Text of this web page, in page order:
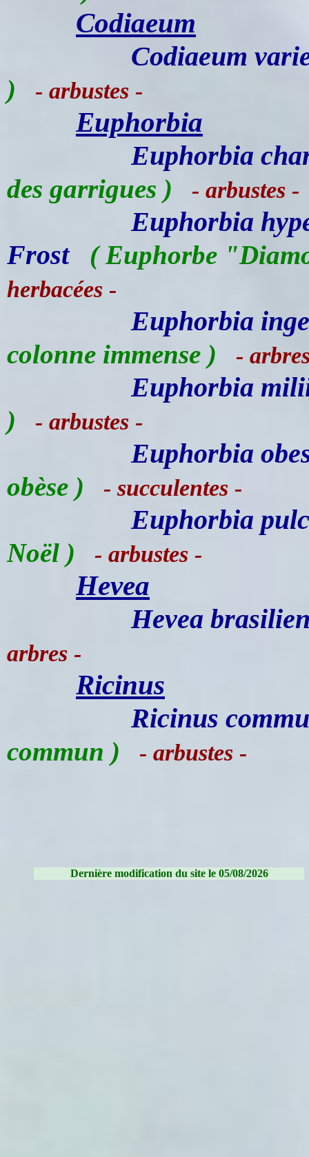
Codiaeum
Codiaeum
) - arbustes -
Euphorbia
Euphorbia
des garrigues ) - arbustes -
Euphorbia
Frost
( Euphorbe
herbacées -
Euphorbia
colonne immense ) -
Euphorbia
) - arbustes -
Euphorbia
obèse ) - succulentes -
Euphorbia
Noël ) - arbustes -
Hevea
Hevea
arbres -
Ricinus
Ricinus
commun ) - arbustes -
Dernière modification du site le 05/08/2026